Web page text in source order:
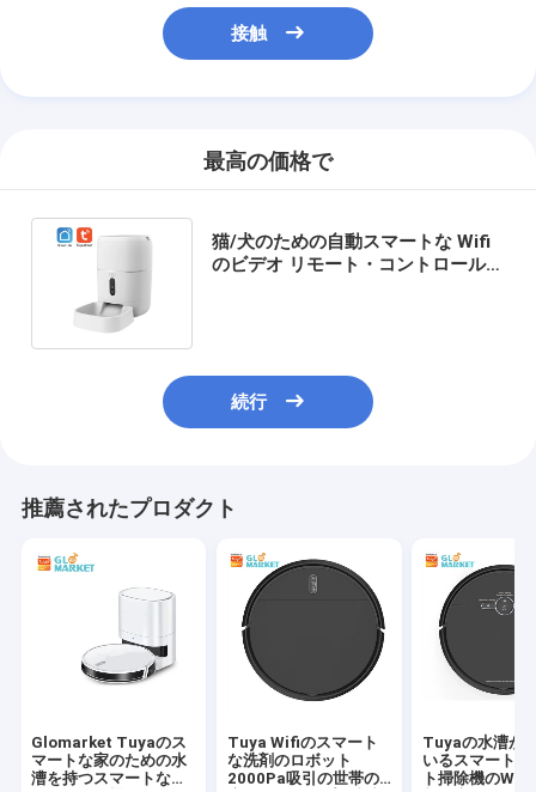
接触
最高の価格で
猫/犬のための自動スマートな Wifi
のビデオ リモート・コントロール
続行
推薦されたプロダクト
Glomarket Tuyaのス
マートな家のための水
漕を持つスマートなロ
Tuya Wifiのスマート
な洗剤のロボット
2000Pa吸引の世帯の
Tuyaの水漕が
いるスマートな
ト掃除機のWifi